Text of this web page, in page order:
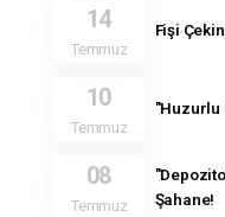
14
Temmuz
Fişi
10
Temmuz
"Huzurlu
08
Temmuz
Şahane!